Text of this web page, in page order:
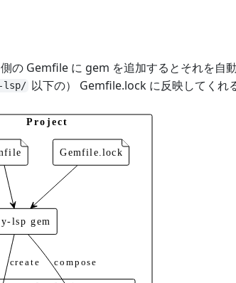
の Gemfile に gem を追加するとそれを自
lsp/ 以下の） Gemfile.lock に反映してくれ